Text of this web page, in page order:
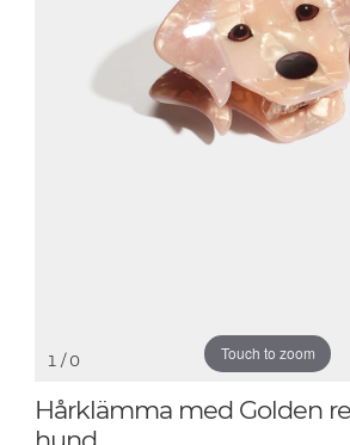
Touch to zoom
1 / 0
Hårklämma med Golden